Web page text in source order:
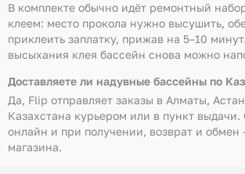
В комплекте обычно идёт ремонтный
клеем: место прокола нужно высушить,
приклеить заплатку, прижав на 5–10
высыхания клея бассейн снова можно
Доставляете ли надувные бассейны по
Да, Flip отправляет заказы в Алматы,
Казахстана курьером или в пункт выдачи.
онлайн и при получении, возврат и обмен
магазина.